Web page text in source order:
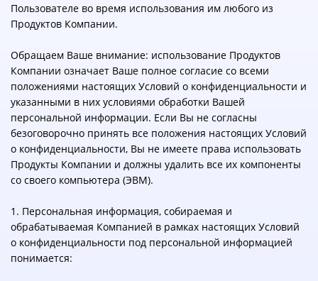
Пользователе во время использования им любого из
Продуктов Компании.
Обращаем Ваше внимание: использование Продуктов
Компании означает Ваше полное согласие со всеми
положениями настоящих Условий о конфиденциальности и
указанными в них условиями обработки Вашей
персональной информации. Если Вы не согласны
безоговорочно принять все положения настоящих Условий
о конфиденциальности, Вы не имеете права использовать
Продукты Компании и должны удалить все их компоненты
со своего компьютера (ЭВМ).
1. Персональная информация, собираемая и
обрабатываемая Компанией в рамках настоящих Условий
о конфиденциальности под персональной информацией
понимается: